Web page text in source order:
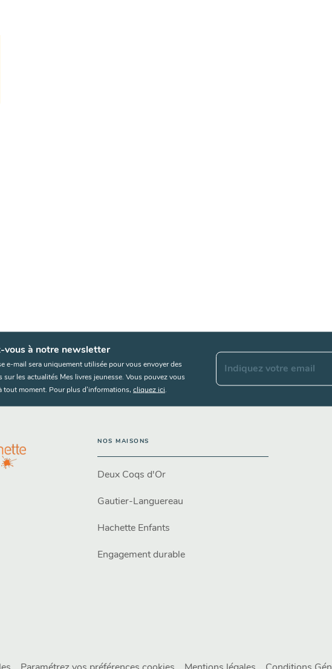
vous à notre newsletter
e-mail sera uniquement utilisée pour vous envoyer des
sur les actualités Mes livres jeunesse. Vous pouvez vous
tout moment. Pour plus d’informations, cliquez ici
Indiquez votre email
NOS MAISONS
Deux Coqs d'Or
Gautier-Languereau
Hachette Enfants
Engagement durable